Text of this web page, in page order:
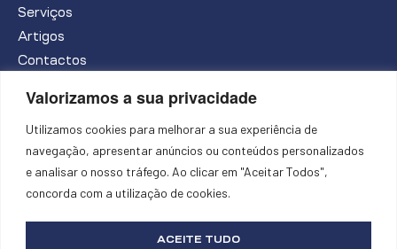
Valorizamos a sua privacidade
Utilizamos cookies para melhorar a sua experiência de
navegação, apresentar anúncios ou conteúdos personalizados
e analisar o nosso tráfego. Ao clicar em "Aceitar Todos",
concorda com a utilização de cookies.
ACEITE TUDO
Serviços
Artigos
Contactos
PEDIR INFORMAÇÕES
Política de Privacidade e Cookies
Livro de Reclamações
Apoios à Contratação